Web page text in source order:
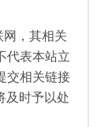
网，其相关
代表本站立
交相关链接
及时予以处